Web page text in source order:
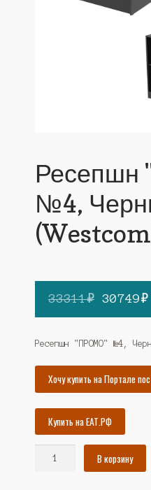
№4,
33311₽
цена
30749₽
Ресепшн "ПРОМО" №4,
Хочу купить на Портале
Купить на ЕАТ.РФ
В корзину